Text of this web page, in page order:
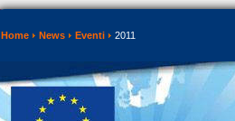
Home News Eventi 2011